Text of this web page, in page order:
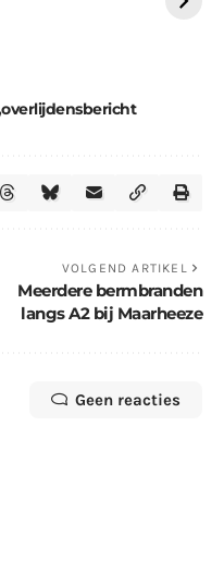
overlijdensbericht
VOLGEND ARTIKEL
Meerdere bermbranden
langs A2 bij Maarheeze
Geen reacties